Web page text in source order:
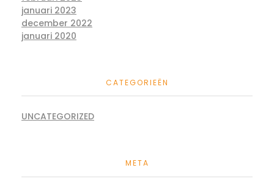
januari 2023
december 2022
januari 2020
CATEGORIEËN
UNCATEGORIZED
META